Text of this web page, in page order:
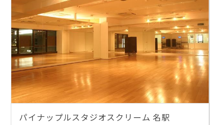
パイナップルスタジオスクリーム 名駅